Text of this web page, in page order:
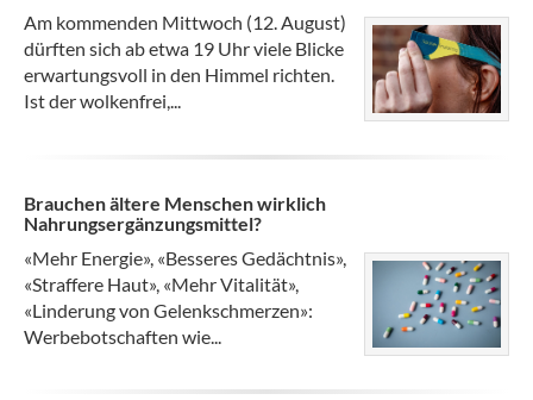
Am kommenden Mittwoch (12. August)
dürften sich ab etwa 19 Uhr viele Blicke
erwartungsvoll in den Himmel richten.
Ist der wolkenfrei,...
Brauchen ältere Menschen wirklich
Nahrungsergänzungsmittel?
«Mehr Energie», «Besseres Gedächtnis»,
«Straffere Haut», «Mehr Vitalität»,
«Linderung von Gelenkschmerzen»:
Werbebotschaften wie...